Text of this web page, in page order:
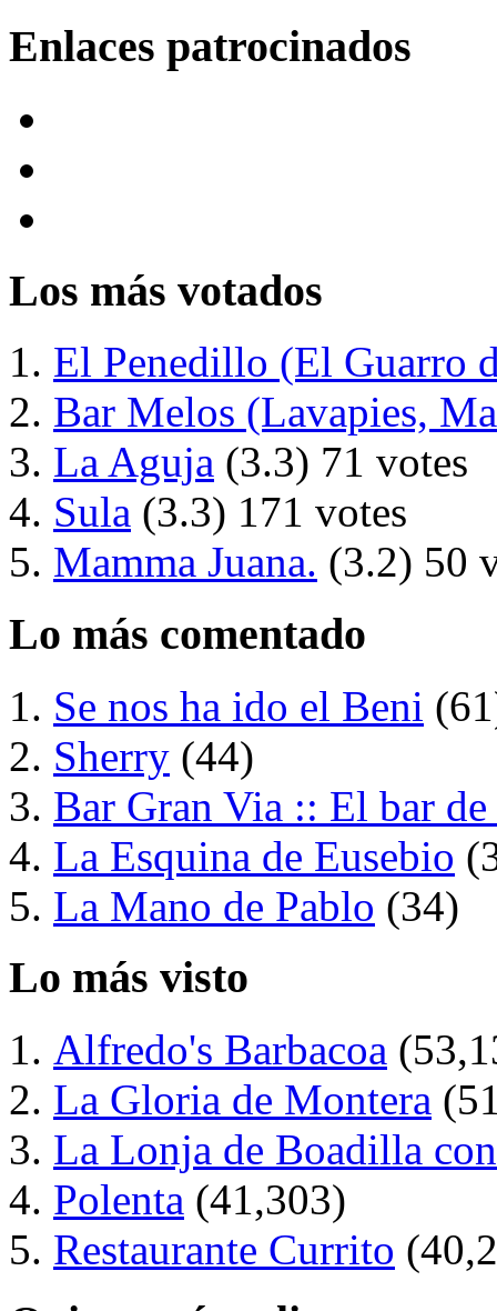
Enlaces patrocinados
Los más votados
El Penedillo (El Guarro
Bar Melos (Lavapies,
La Aguja (3.3) 71 votes
Sula (3.3) 171 votes
Mamma Juana. (3.2) 50
Lo más comentado
Se nos ha ido el Beni
Sherry (44)
Bar Gran Via :: El bar
La Esquina de Eusebio
La Mano de Pablo (34)
Lo más visto
Alfredo's Barbacoa
La Gloria de Montera
La Lonja de Boadilla
Polenta (41,303)
Restaurante Currito